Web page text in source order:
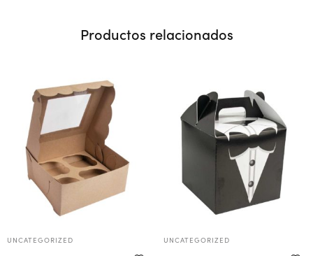
Productos relacionados
UNCATEGORIZED UNCATEGORIZED